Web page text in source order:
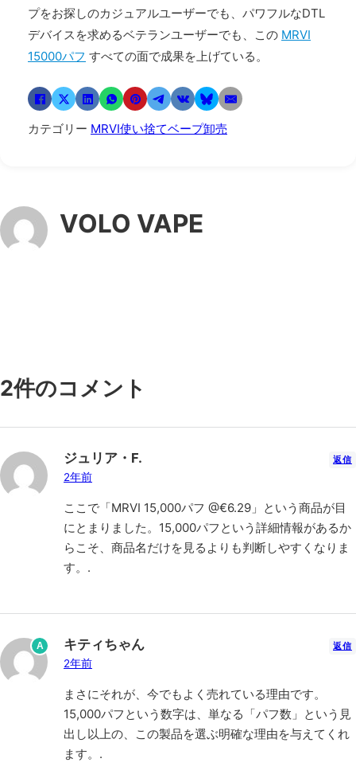
プをお探しのカジュアルユーザーでも、パワフルなDTL
デバイスを求めるベテランユーザーでも、この MRVI
15000パフ すべての面で成果を上げている。
カテゴリー MRVI使い捨てベープ卸売
VOLO VAPE
2件のコメント
ジュリア・F.
2年前
返信
ここで「MRVI 15,000パフ @€6.29」という商品が目
にとまりました。15,000パフという詳細情報があるか
らこそ、商品名だけを見るよりも判断しやすくなりま
す。.
A キティちゃん
2年前
返信
まさにそれが、今でもよく売れている理由です。
15,000パフという数字は、単なる「パフ数」という見
出し以上の、この製品を選ぶ明確な理由を与えてくれ
ます。.